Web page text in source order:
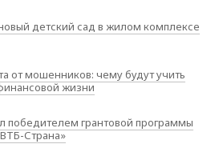
детский сад в жилом комплексе
от мошенников: чему будут учить
жизни
победителем грантовой программы
Страна»